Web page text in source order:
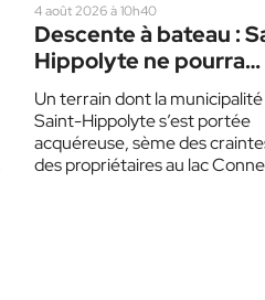
4 août 2026 à 10h40
Descente à bateau :
Hippolyte ne pourra
aménager une rampe
d’accès avant un an
Un terrain dont la
Saint-Hippolyte s’est portée
acquéreuse, sème des
des propriétaires au lac